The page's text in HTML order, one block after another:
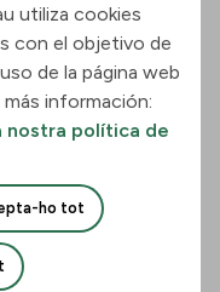
- Tècnic/a
de
Aphasia &
11
Uneix-te
utiliza cookies
con el objetivo de
de la página web
información:
nostra política de
ho tot